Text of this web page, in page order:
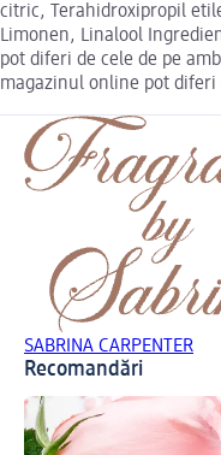
citric, Terahidroxipropil
Limonen, Linalool
pot diferi de cele de pe
magazinul online pot diferi
SABRINA CARPENTER
Recomandări